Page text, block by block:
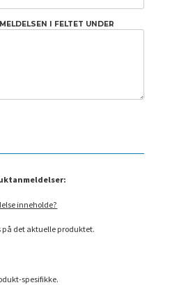
I FELTET UNDER
inneholde?
på det aktuelle produktet.
spesifikke.